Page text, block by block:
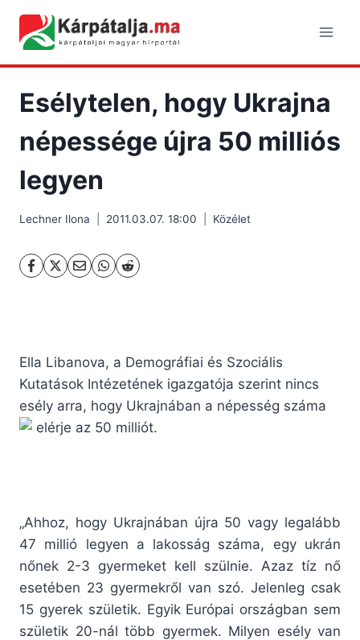
content
Esélytelen, hogy Ukrajna
népessége újra 50 milliós
legyen
Lechner Ilona 2011.03.07. 18:00 Közélet
Ella Libanova, a Demográfiai és Szociális
Kutatások Intézetének igazgatója szerint nincs
esély arra, hogy Ukrajnában a népesség száma
elérje az 50 milliót.
„Ahhoz, hogy Ukrajnában újra 50 vagy legalább
47 millió legyen a lakosság száma, egy ukrán
nőnek 2-3 gyermeket kell szülnie. Azaz tíz nő
esetében 23 gyermekről van szó. Jelenleg csak
15 gyerek születik. Egyik Európai országban sem
születik 20-nál több gyermek. Milyen esély van